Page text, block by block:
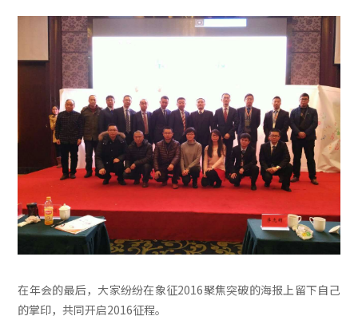
在年会的最后，大家纷纷在象征2016聚焦突破的海报上留下自己
的掌印，共同开启2016征程。